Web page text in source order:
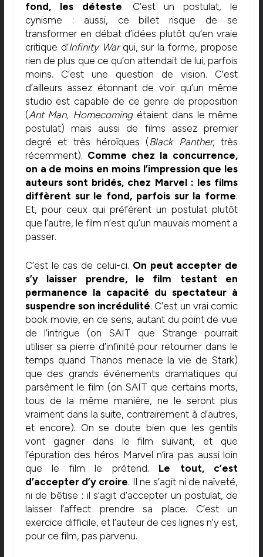
fond, les déteste. C’est un postulat, le
cynisme : aussi, ce billet risque de se
transformer en débat d’idées plutôt qu’en vraie
critique d’Infinity Warqui, sur la forme, propose
rien de plus que ce qu’on attendait de lui, parfois
moins. C’est une question de vision. C’est
d’ailleurs assez étonnant de voir qu’un même
studio est capable de ce genre de proposition
(Ant Man, Homecomingétaient dans le même
postulat) mais aussi de films assez premier
degré et très héroïques (Black Panther, très
récemment). Comme chez la concurrence,
on a de moins en moins l’impression que les
auteurs sont bridés, chez Marvel : les films
diffèrent sur le fond, parfois sur la forme.
Et, pour ceux qui préfèrent un postulat plutôt
que l’autre, le film n’est qu’un mauvais moment a
passer.
C’est le cas de celui-ci. On peut accepter de
s’y laisser prendre, le film testant en
permanence la capacité du spectateur à
suspendre son incrédulité. C’est un vrai comic
book movie, en ce sens, autant du point de vue
de l’intrigue (on SAIT que Strange pourrait
utiliser sa pierre d’infinité pour retourner dans le
temps quand Thanos menace la vie de Stark)
que des grands événements dramatiques qui
parsèment le film (on SAIT que certains morts,
tous de la même manière, ne le seront plus
vraiment dans la suite, contrairement à d’autres,
et encore). On se doute bien que les gentils
vont gagner dans le film suivant, et que
l’épuration des héros Marvel n’ira pas aussi loin
que le film le prétend. Le tout, c’est
d’accepter d’y croire. Il ne s’agit ni de naïveté,
ni de bêtise : il s’agit d’accepter un postulat, de
laisser l’affect prendre sa place. C’est un
exercice difficile, et l’auteur de ces lignes n’y est,
pour ce film, pas parvenu.